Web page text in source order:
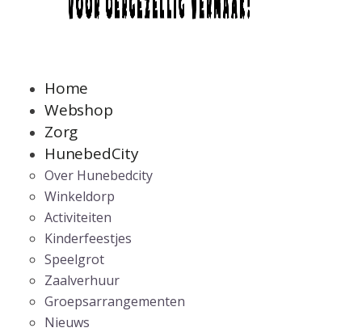
Home
Webshop
Zorg
HunebedCity
Over Hunebedcity
Winkeldorp
Activiteiten
Kinderfeestjes
Speelgrot
Zaalverhuur
Groepsarrangementen
Nieuws